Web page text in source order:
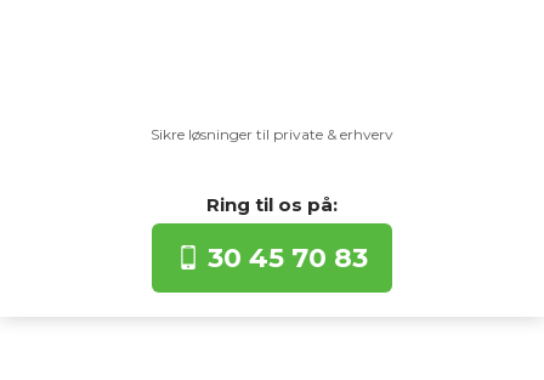
Sikre løsninger til private & erhverv​
Ring til os​ på:​
30 45 70 83